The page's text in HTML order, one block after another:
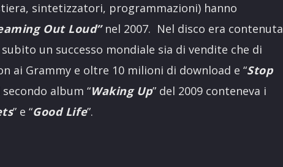
sintetizzatori, programmazioni) hanno
Out Loud” nel 2007. Nel disco era contenuta
un successo mondiale sia di vendite che di
ai Grammy e oltre 10 milioni di download e “Stop
album “Waking Up” del 2009 conteneva i
” e “Good Life”.